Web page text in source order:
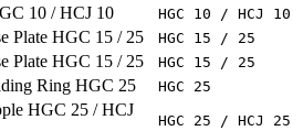
10 / HCJ 10 HGC 10 / HCJ 10
Plate HGC 15 / 25 HGC 15 / 25
Plate HGC 15 / 25 HGC 15 / 25
Ring HGC 25 HGC 25
HGC 25 / HCJ
HGC 25 / HCJ 25